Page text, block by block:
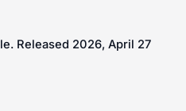
Released 2026, April 27